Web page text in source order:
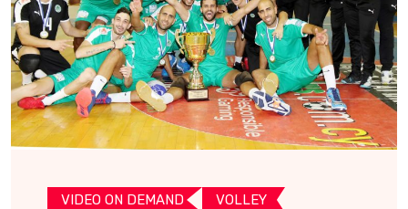
VIDEO ON DEMAND
VOLLEY